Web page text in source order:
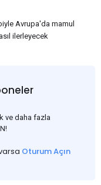
Avrupa'da mamul
ilerleyecek
ve daha fazla
Oturum Açın